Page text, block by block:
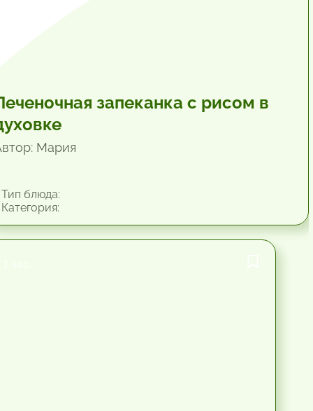
запеканка с рисом в
Мария
блюда: